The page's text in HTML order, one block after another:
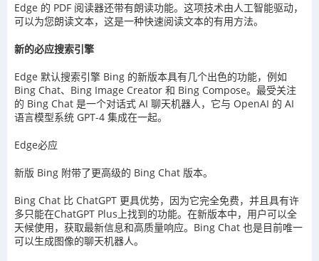
Edge 的 PDF 阅读器还带有朗读功能。这项技术由人工智能驱动，
可以为您朗读文本，这是一种快速阅读文本的有用方法。
新的必应搜索引擎
Edge 默认搜索引擎 Bing 的新版本具有几个出色的功能，例如
Bing Chat、Bing Image Creator 和 Bing Compose。最受关注
的 Bing Chat 是一个对话式 AI 聊天机器人，它与 OpenAI 的 AI
语言模型系统 GPT-4 集成在一起。
Edge必应
新版 Bing 附带了更高级的 Bing Chat 版本。
Bing Chat 比 ChatGPT 更具优势，因为它完全免费，并且具有许
多只能在ChatGPT Plus上找到的功能。在新版本中，用户可以全
天候使用，获取最新信息和高质量响应。Bing Chat 也是目前唯一
可以生成图像的聊天机器人。